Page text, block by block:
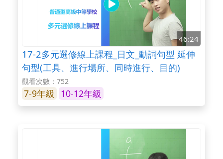
46:24
17-2多元選修線上課程_日文_動詞句型 延伸
句型(工具、進行場所、同時進行、目的)
觀看次數：752
7-9年級 10-12年級